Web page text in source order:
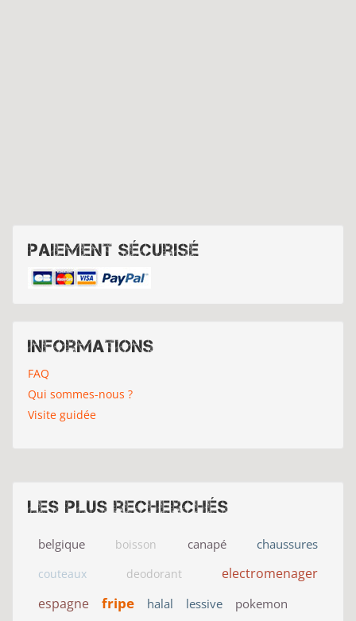
Paiement sécurisé
Informations
FAQ
Qui sommes-nous ?
Visite guidée
Les plus recherchés
belgique boisson canapé chaussures
couteaux deodorant
electromenager
espagne
fripe halal lessive pokemon